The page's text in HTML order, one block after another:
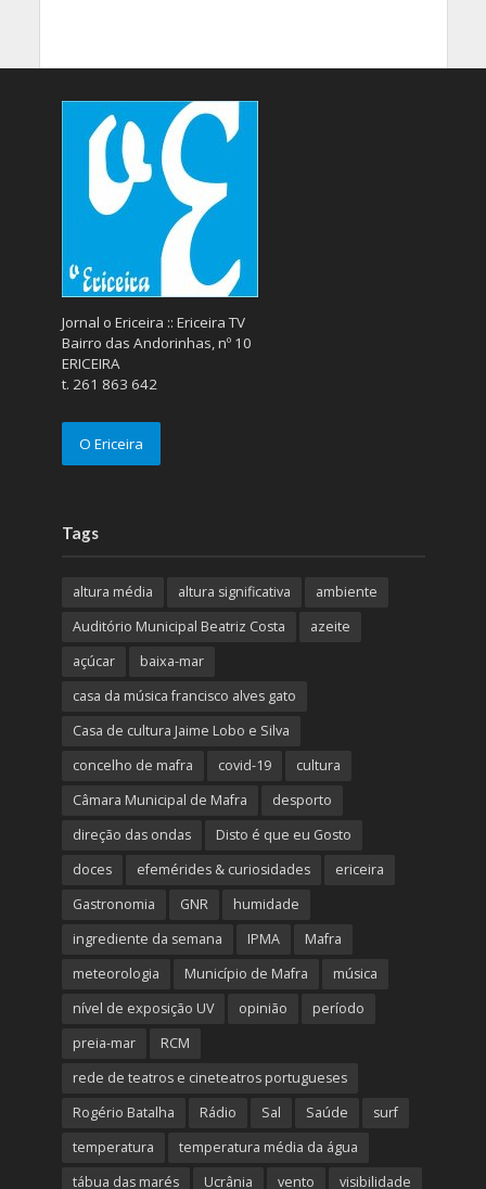
Jornal o Ericeira :: Ericeira TV
Bairro das Andorinhas, nº 10
ERICEIRA
t. 261 863 642
O Ericeira
Tags
altura média altura significativa
ambiente
Auditório Municipal Beatriz Costa
azeite
açúcar
baixa-mar
casa da música francisco alves gato
Casa de cultura Jaime Lobo e Silva
concelho de mafra
covid-19
cultura
Câmara Municipal de Mafra
desporto
direção das ondas
Disto é que eu Gosto
doces
efemérides & curiosidades
ericeira
Gastronomia
GNR
humidade
ingrediente da semana
IPMA
Mafra
meteorologia
Município de Mafra
música
nível de exposição UV
opinião
período
preia-mar
RCM
rede de teatros e cineteatros portugueses
Rogério Batalha
Rádio Sal Saúde
surf
temperatura
temperatura média da água
tábua das marés
Ucrânia vento visibilidade